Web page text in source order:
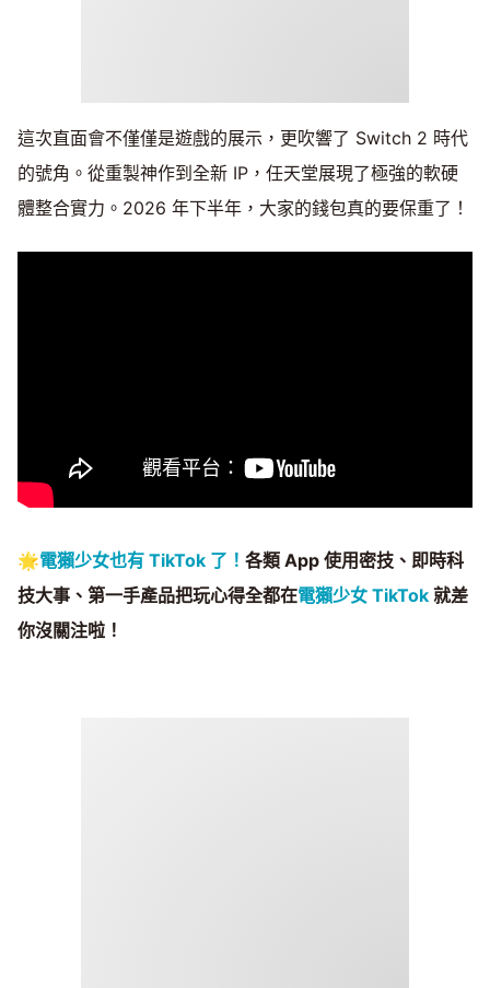
這次直面會不僅僅是遊戲的展示，更吹響了 Switch 2 時代
的號角。從重製神作到全新 IP，任天堂展現了極強的軟硬
體整合實力。2026 年下半年，大家的錢包真的要保重了！
🌟電獺少女也有 TikTok 了！ 各類 App 使用密技、即時科
技大事、第一手產品把玩心得全都在電獺少女 TikTok 就差
你沒關注啦！